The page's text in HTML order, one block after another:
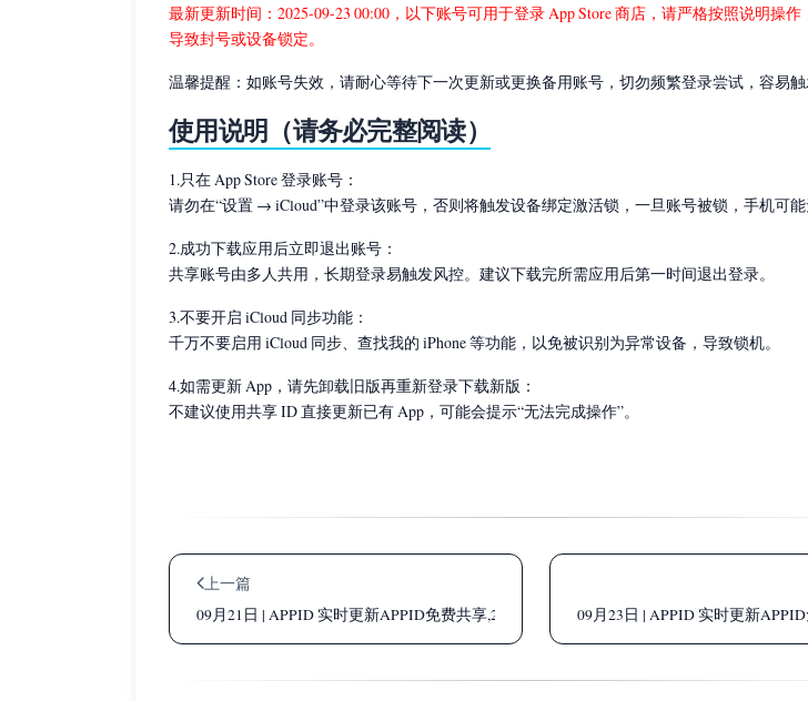
最新更新时间：2025-09-23 00:00，以下账号可用于登录 App Store 商店，请严格按照说明操
导致封号或设备锁定。
温馨提醒：如账号失效，请耐心等待下一次更新或更换备用账号，切勿频繁登录尝试，容易触
使用说明（请务必完整阅读）
1.只在 App Store 登录账号：
请勿在“设置 → iCloud”中登录该账号，否则将触发设备绑定激活锁，一旦账号被锁，手机可能
2.成功下载应用后立即退出账号：
共享账号由多人共用，长期登录易触发风控。建议下载完所需应用后第一时间退出登录。
3.不要开启 iCloud 同步功能：
千万不要启用 iCloud 同步、查找我的 iPhone 等功能，以免被识别为异常设备，导致锁机。
4.如需更新 App，请先卸载旧版再重新登录下载新版：
不建议使用共享 ID 直接更新已有 App，可能会提示“无法完成操作”。
上一篇
09月21日 | APPID 实时更新APPID免费共享,2025年最新苹果国内账号密码大全
09月23日 | APPID 实时更新